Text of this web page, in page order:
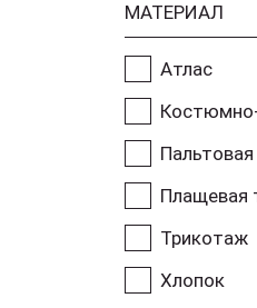
МАТЕРИАЛ
Атлас
Плащевая
Трикотаж
Хлопок